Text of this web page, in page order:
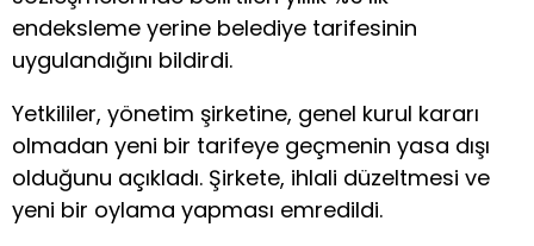
endeksleme yerine belediye tarifesinin
uygulandığını bildirdi.
Yetkililer, yönetim şirketine, genel kurul kararı
olmadan yeni bir tarifeye geçmenin yasa dışı
olduğunu açıkladı. Şirkete, ihlali düzeltmesi ve
yeni bir oylama yapması emredildi.